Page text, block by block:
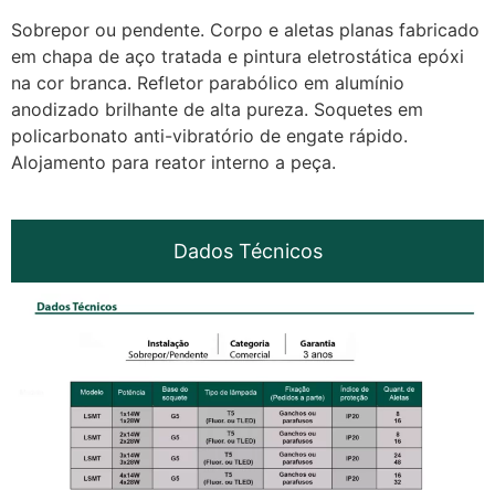
Sobrepor ou pendente. Corpo e aletas planas fabricado
em chapa de aço tratada e pintura eletrostática epóxi
na cor branca. Refletor parabólico em alumínio
anodizado brilhante de alta pureza. Soquetes em
policarbonato anti-vibratório de engate rápido.
Alojamento para reator interno a peça.
Dados Técnicos